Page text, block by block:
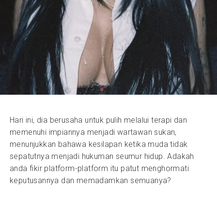
Hari ini, dia berusaha untuk pulih melalui terapi dan
memenuhi impiannya menjadi wartawan sukan,
menunjukkan bahawa kesilapan ketika muda tidak
sepatutnya menjadi hukuman seumur hidup. Adakah
anda fikir platform-platform itu patut menghormati
keputusannya dan memadamkan semuanya?